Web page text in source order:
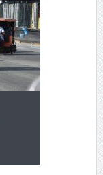
Qué es
cuáles